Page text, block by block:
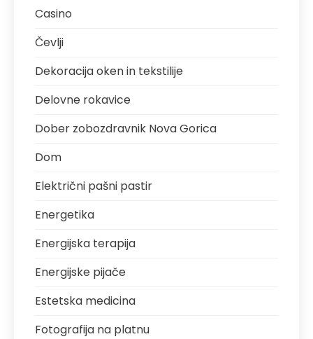
Casino
Čevlji
Dekoracija oken in tekstilije
Delovne rokavice
Dober zobozdravnik Nova Gorica
Dom
Električni pašni pastir
Energetika
Energijska terapija
Energijske pijače
Estetska medicina
Fotografija na platnu